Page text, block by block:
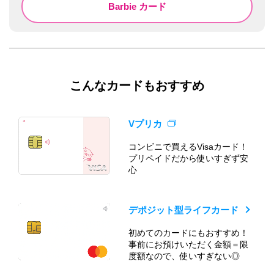
Barbie カード
こんなカードもおすすめ
Vプリカ
コンビニで買えるVisaカード！
プリペイドだから使いすぎず安
心
デポジット型ライフカード
初めてのカードにもおすすめ！
事前にお預けいただく金額＝限
度額なので、使いすぎない◎